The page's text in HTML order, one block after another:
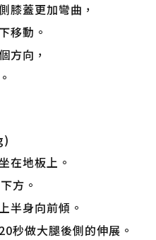
膝蓋更加彎曲，
移動。
方向，
在地板上。
方。
半身向前傾。
秒做大腿後側的伸展。